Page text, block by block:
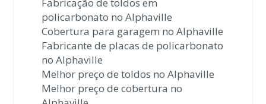
Fabricação de toldos em
policarbonato no Alphaville
Cobertura para garagem no Alphaville
Fabricante de placas de policarbonato
no Alphaville
Melhor preço de toldos no Alphaville
Melhor preço de cobertura no